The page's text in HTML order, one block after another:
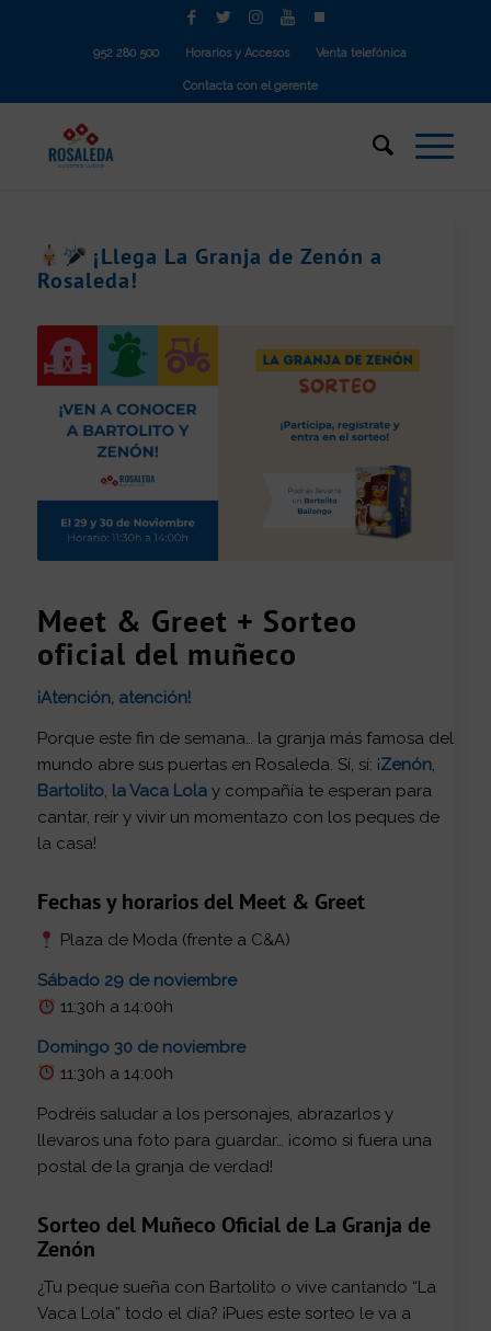
952 280 500 Horarios y Accesos Venta telefónica
Contacta con el gerente
¡Llega La Granja de Zenón a
Rosaleda!
Meet & Greet + Sorteo
oficial del muñeco
¡Atención, atención!
Porque este fin de semana… la granja más famosa del
mundo abre sus puertas en Rosaleda. Sí, sí: ¡Zenón,
Bartolito, la Vaca Lolay compañía te esperan para
cantar, reír y vivir un momentazo con los peques de
la casa!
Fechas y horarios del Meet & Greet
Plaza de Moda (frente a C&A)
Sábado 29 de noviembre
11:30h a 14:00h
Domingo 30 de noviembre
11:30h a 14:00h
Podréis saludar a los personajes, abrazarlos y
llevaros una foto para guardar… ¡como si fuera una
postal de la granja de verdad!
Sorteo del Muñeco Oficial de La Granja de
Zenón
¿Tu peque sueña con Bartolito o vive cantando “La
Vaca Lola” todo el día? ¡Pues este sorteo le va a